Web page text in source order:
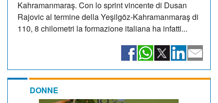
Kahramanmaraş. Con lo sprint vincente di Dusan
Rajovic al termine della Yeşilgöz-Kahramanmaraş di
110, 8 chilometri la formazione italiana ha infatti...
DONNE